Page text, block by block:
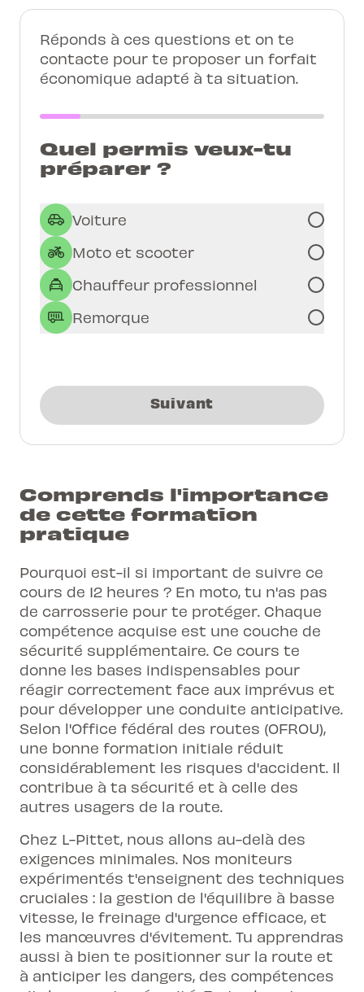
Réponds à ces questions et on te
contacte pour te proposer un forfait
économique adapté à ta situation.
Quel permis veux-tu
préparer ?
Voiture
Moto et scooter
Chauffeur professionnel
Remorque
Suivant
Comprends l'importance
de cette formation
pratique
Pourquoi est-il si important de suivre ce
cours de 12 heures ? En moto, tu n'as pas
de carrosserie pour te protéger. Chaque
compétence acquise est une couche de
sécurité supplémentaire. Ce cours te
donne les bases indispensables pour
réagir correctement face aux imprévus et
pour développer une conduite anticipative.
Selon l'Office fédéral des routes (OFROU),
une bonne formation initiale réduit
considérablement les risques d'accident. Il
contribue à ta sécurité et à celle des
autres usagers de la route.
Chez L-Pittet, nous allons au-delà des
exigences minimales. Nos moniteurs
expérimentés t'enseignent des techniques
cruciales : la gestion de l'équilibre à basse
vitesse, le freinage d'urgence efficace, et
les manœuvres d'évitement. Tu apprendras
aussi à bien te positionner sur la route et
à anticiper les dangers, des compétences